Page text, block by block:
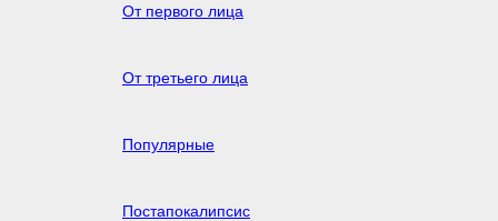
От первого лица
От третьего лица
Популярные
Постапокалипсис